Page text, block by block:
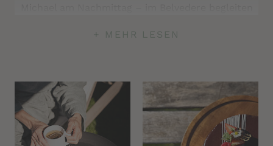
saisonal inspiriert und mit hochwertigen
+ MEHR LESEN